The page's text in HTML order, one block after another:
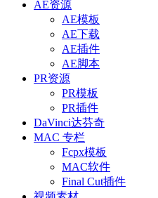
AE资源
AE模板
AE下载
AE插件
AE脚本
PR资源
PR模板
PR插件
DaVinci达芬奇
MAC 专栏
Fcpx模板
MAC软件
Final Cut插件